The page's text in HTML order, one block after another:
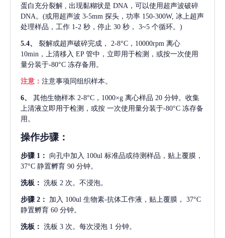
蛋白充分裂解 , 出现黏糊状是 DNA，可以使用超声波破碎
DNA。(或用超声波 3-5mm 探头，功率 150-300W, 冰上超声
处理样品，工作 1-2 秒，停止 30 秒， 3~5 个循环。)
5.4、 裂解或超声破碎完成，
2-8°C，10000rpm 离心
10min，上清移入 EP 管中，立即用于检测，或按一次使用
量分装于-80°C 冻存备用。
注意： 注意事项同组织样本。
6、 其他生物样本 2-8°C，1000×g 离心样品 20 分钟。收集
上清液立即用于检测，或按 一次使用量分装于-80°C 冻存备
用。
操作步骤：
步骤 1： 向孔中加入 100ul 标准品或待测样品，贴上覆膜，
37°C 静置孵育 90 分钟。
洗板： 洗板 2 次。不浸泡。
步骤 2： 加入 100ul 生物素-抗体工作液，贴上覆膜， 37°C
静置孵育 60 分钟。
洗板： 洗板 3 次。每次浸泡 1 分钟。